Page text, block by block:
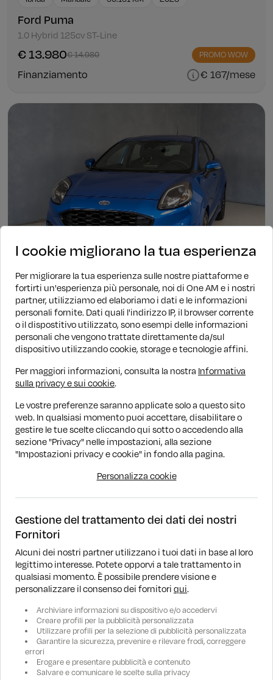
Ford Puma
1.0 Hybrid 125cv ST-Line
€ 13.980€ 14.980 PROMO WOW
Finanziamento € 167/mese
Ibrida Automatico 80.354 KM 2023
Ford Puma
1.0 Hybrid 125cv Automatic ST-Line
€ 13.890 € 14.890 PROMO WOW
Finanziamento
1
DOVE SIAMO
ASSISTENZA
AZIENDA
I cookie migliorano la tua esperienza
Per migliorare la tua esperienza sulle nostre piattaforme e
fortirti un'esperienza più personale, noi di One AM e i nostri
partner, utilizziamo ed elaboriamo i dati e le informazioni
personali fornite. Dati quali l'indirizzo IP, il browser corrente
o il dispostitivo utilizzato, sono esempi delle informazioni
personali che vengono trattate direttamente da/sul
dispositivo utilizzando cookie, storage e tecnologie affini.
Per maggiori informazioni, consulta la nostra Informativa
sulla privacy e sui cookie.
Le vostre preferenze saranno applicate solo a questo sito
web. In qualsiasi momento puoi accettare, disabilitare o
gestire le tue scelte cliccando qui sotto o accedendo alla
sezione "Privacy" nelle impostazioni, alla sezione
"Impostazioni privacy e cookie" in fondo alla pagina.
Personalizza cookie
Gestione del trattamento dei dati dei nostri
Fornitori
Alcuni dei nostri partner utilizzano i tuoi dati in base al loro
legittimo interesse. Potete opporvi a tale trattamento in
qualsiasi momento. È possibile prendere visione e
personalizzare il consenso dei fornitoriqui.
Archiviare informazioni su dispositivo e/o accedervi
Creare profili per la pubblicità personalizzata
Utilizzare profili per la selezione di pubblicità personalizzata
Garantire la sicurezza, prevenire e rilevare frodi, correggere
errori
Erogare e presentare pubblicità e contenuto
Salvare e comunicare le scelte sulla privacy